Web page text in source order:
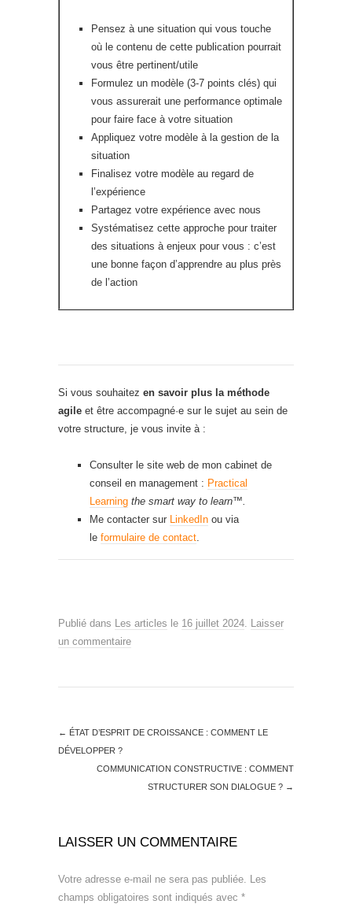
Pensez à une situation qui vous touche
où le contenu de cette publication pourrait
vous être pertinent/utile
Formulez un modèle (3-7 points clés) qui
vous assurerait une performance optimale
pour faire face à votre situation
Appliquez votre modèle à la gestion de la
situation
Finalisez votre modèle au regard de
l’expérience
Partagez votre expérience avec nous
Systématisez cette approche pour traiter
des situations à enjeux pour vous : c’est
une bonne façon d’apprendre au plus près
de l’action
Si vous souhaitez en savoir plus la méthode
agile et être accompagné·e sur le sujet au sein de
votre structure, je vous invite à :
Consulter le site web de mon cabinet de
conseil en management : Practical
Learning the smart way to learn™.
Me contacter sur LinkedIn ou via
le formulaire de contact.
Publié dans Les articles le 16 juillet 2024. Laisser
un commentaire
← ÉTAT D’ESPRIT DE CROISSANCE : COMMENT LE
DÉVELOPPER ?
COMMUNICATION CONSTRUCTIVE : COMMENT
STRUCTURER SON DIALOGUE ? →
LAISSER UN COMMENTAIRE
Votre adresse e-mail ne sera pas publiée. Les
champs obligatoires sont indiqués avec *